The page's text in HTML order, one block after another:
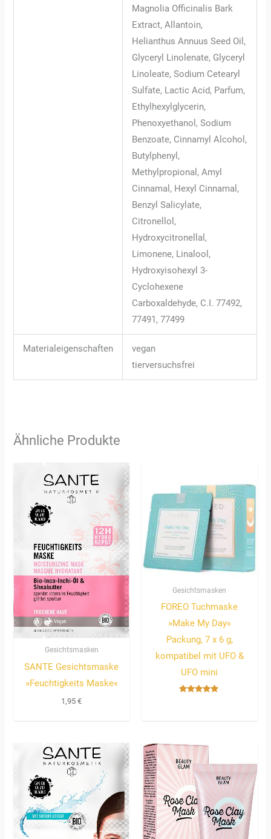
Magnolia Officinalis Bark
Extract, Allantoin,
Helianthus Annuus Seed Oil,
Glyceryl Linolenate, Glyceryl
Linoleate, Sodium Cetearyl
Sulfate, Lactic Acid, Parfum,
Ethylhexylglycerin,
Phenoxyethanol, Sodium
Benzoate, Cinnamyl Alcohol,
Butylphenyl,
Methylpropional, Amyl
Cinnamal, Hexyl Cinnamal,
Benzyl Salicylate,
Citronellol,
Hydroxycitronellal,
Limonene, Linalool,
Hydroxyisohexyl 3-
Cyclohexene
Carboxaldehyde, C.I. 77492,
77491, 77499
Materialeigenschaften
vegan
tierversuchsfrei
Ähnliche Produkte
Gesichtsmasken
SANTE Gesichtsmaske
»Feuchtigkeits Maske«
1,95€
Gesichtsmasken
FOREO Tuchmaske
»Make My Day«
Packung, 7 x 6 g,
kompatibel mit UFO &
UFO mini